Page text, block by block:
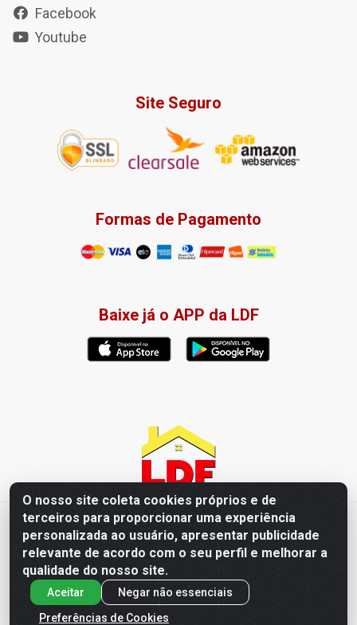
O nosso site coleta cookies próprios e de
terceiros para proporcionar uma experiência
personalizada ao usuário, apresentar publicidade
relevante de acordo com o seu perfil e melhorar a
qualidade do nosso site.
Aceitar
Negar não essenciais
Preferências de Cookies
Facebook
Youtube
Site Seguro
Formas de Pagamento
Baixe já o APP da LDF
LDF Home Center - R. Hortência Helena Amorim Brito, 1343 -
Jardim América, Cabedelo - PB / CEP 58102-660 - CNPJ
57.477.123/0001-35